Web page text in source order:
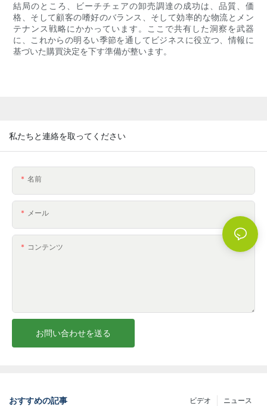
結局のところ、ビーチチェアの卸売調達の成功は、品質、価
格、そして顧客の嗜好のバランス、そして効率的な物流とメン
テナンス戦略にかかっています。ここで共有した洞察を武器
に、これからの明るい季節を通してビジネスに役立つ、情報に
基づいた購買決定を下す準​​備が整います。
私たちと連絡を取ってください
名前
メール
コンテンツ
お問い合わせを送る
おすすめの記事 ニュース
ビデオ